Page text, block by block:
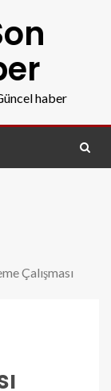
haber
Çalışması